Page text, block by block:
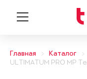
Главная
Каталог
ULTIMATUM PRO MP